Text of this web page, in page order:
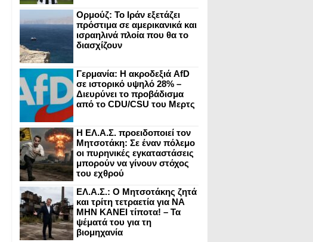
Ορμούζ: Το Ιράν εξετάζει
πρόστιμα σε αμερικανικά και
ισραηλινά πλοία που θα το
διασχίζουν
Γερμανία: Η ακροδεξιά AfD
σε ιστορικό υψηλό 28% –
Διευρύνει το προβάδισμα
από το CDU/CSU του Μερτς
Η ΕΛ.Α.Σ. προειδοποιεί τον
Μητσοτάκη: Σε έναν πόλεμο
οι πυρηνικές εγκαταστάσεις
μπορούν να γίνουν στόχος
του εχθρού
ΕΛ.Α.Σ.: Ο Μητσοτάκης ζητά
και τρίτη τετραετία για ΝΑ
ΜΗΝ ΚΑΝΕΙ τίποτα! – Τα
ψέματά του για τη
βιομηχανία